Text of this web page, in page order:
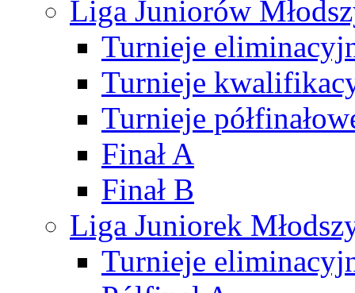
Liga Juniorów
Turnieje
Turnieje
Turnieje
Finał A
Finał B
Liga Juniorek
Turnieje